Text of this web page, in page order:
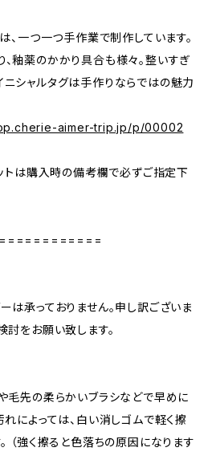
、一つ一つ手作業で制作しています。
釉薬のかかり具合も様々。整いすぎ
シャルタグは手作りならではの魅力
aimer-trip.jp/p/00002
は購入時の備考欄で必ずご指定下
は承っておりません。申し訳ございま
討をお願い致します。
毛先の柔らかいブラシなどで早めに
れによっては、白い消しゴムで軽く擦
（強く擦ると色落ちの原因になります